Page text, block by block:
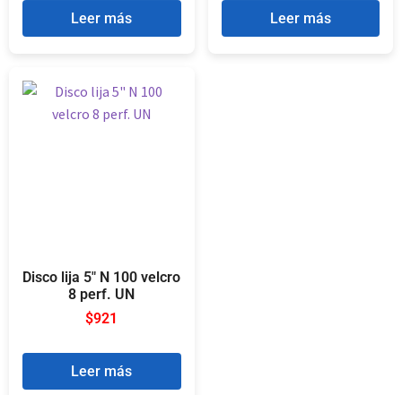
Leer más Leer más
Disco lija 5″ N 100 velcro
8 perf. UN
$921
Leer más